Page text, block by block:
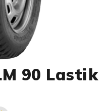
90 Lastik